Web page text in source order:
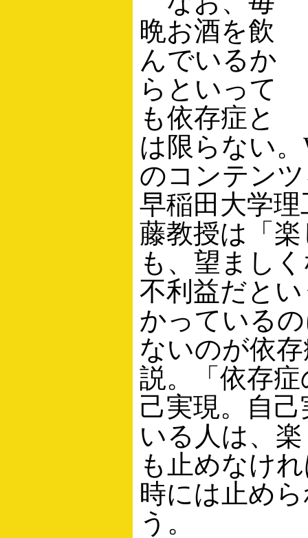
晩お酒を飲
んでいるか
らといって
も依存症と
は限らない
のコンテン
早稲田大学
藤教授は「
も、望まし
不利益だと
かっている
ないのが依
説。「依存
己実現。自
いる人は、
も止めなけ
時には止め
う。